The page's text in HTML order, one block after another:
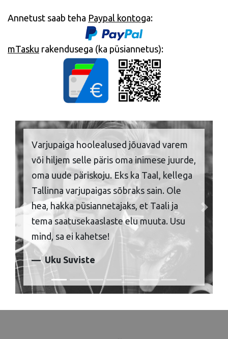
Annetust saab teha Paypal kontoga:
mTasku rakendusega (ka püsiannetus):
Varjupaiga hoolealused jõuavad varem
või hiljem selle päris oma inimese juurde,
oma uude päriskoju. Eks ka Taal, kellega
Tallinna varjupaigas sõbraks sain. Ole
hea, hakka püsiannetajaks, et Taali ja
tema saatusekaaslaste elu muuta. Usu
mind, sa ei kahetse!
Uku Suviste
Previous Next